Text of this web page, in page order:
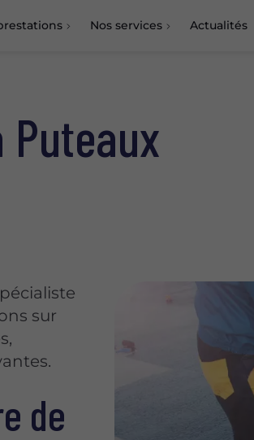
Nos services
Résine semi-lisse
Peinture murale
Actualités
Puteaux
sur
de